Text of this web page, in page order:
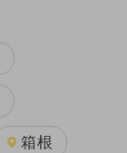
箱根